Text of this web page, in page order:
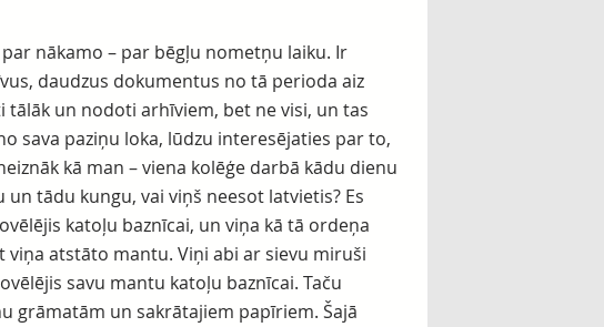
nākamo – par bēgļu nometņu laiku. Ir
daudzus dokumentus no tā perioda aiz
un nodoti arhīviem, bet ne visi, un tas
sava paziņu loka, lūdzu interesējaties par to,
kā man – viena kolēģe darbā kādu dienu
tādu kungu, vai viņš neesot latvietis? Es
katoļu baznīcai, un viņa kā tā ordeņa
atstāto mantu. Viņi abi ar sievu miruši
savu mantu katoļu baznīcai. Taču
grāmatām un sakrātajiem papīriem. Šajā